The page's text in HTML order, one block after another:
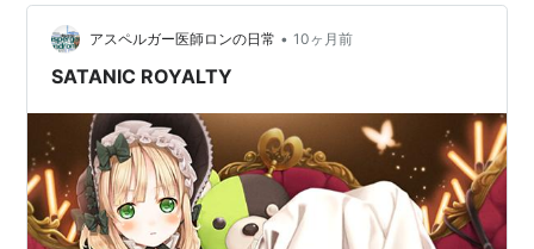
り、深刻さへの理解は別途通知が必要な気もします。
アスペルガー医師ロンの日常 • 10ヶ月前
SATANIC ROYALTY